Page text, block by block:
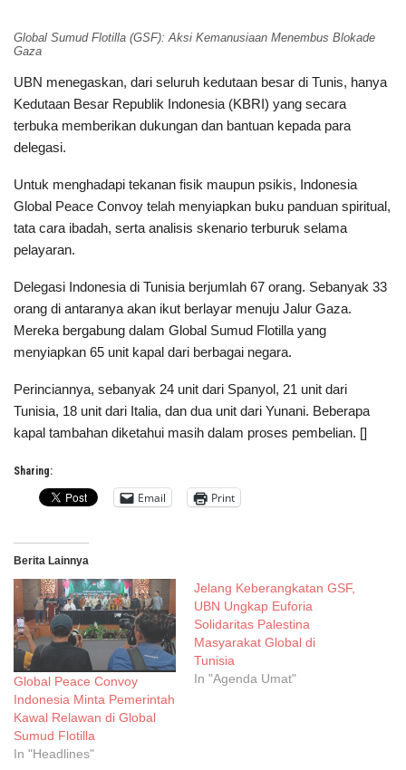
Global Sumud Flotilla (GSF): Aksi Kemanusiaan Menembus Blokade
Gaza
UBN menegaskan, dari seluruh kedutaan besar di Tunis, hanya
Kedutaan Besar Republik Indonesia (KBRI) yang secara
terbuka memberikan dukungan dan bantuan kepada para
delegasi.
Untuk menghadapi tekanan fisik maupun psikis, Indonesia
Global Peace Convoy telah menyiapkan buku panduan spiritual,
tata cara ibadah, serta analisis skenario terburuk selama
pelayaran.
Delegasi Indonesia di Tunisia berjumlah 67 orang. Sebanyak 33
orang di antaranya akan ikut berlayar menuju Jalur Gaza.
Mereka bergabung dalam Global Sumud Flotilla yang
menyiapkan 65 unit kapal dari berbagai negara.
Perinciannya, sebanyak 24 unit dari Spanyol, 21 unit dari
Tunisia, 18 unit dari Italia, dan dua unit dari Yunani. Beberapa
kapal tambahan diketahui masih dalam proses pembelian. []
Sharing:
Email Print
Berita Lainnya
Global Peace Convoy
Indonesia Minta Pemerintah
Kawal Relawan di Global
Sumud Flotilla
In "Headlines"
Jelang Keberangkatan GSF,
UBN Ungkap Euforia
Solidaritas Palestina
Masyarakat Global di
Tunisia
In "Agenda Umat"